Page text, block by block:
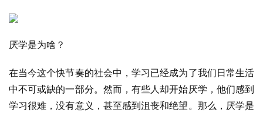
厌学是为啥？
在当今这个快节奏的社会中，学习已经成为了我们日常生活
中不可或缺的一部分。然而，有些人却开始厌学，他们感到
学习很难，没有意义，甚至感到沮丧和绝望。那么，厌学是